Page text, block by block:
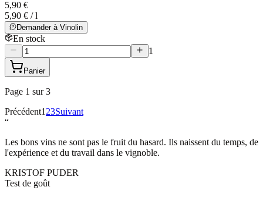
5,90 €
5,90 € / l
Demander à Vinolin
En stock
1
Panier
Page 1 sur 3
Précédent1 23Suivant
“
Les bons vins ne sont pas le fruit du hasard. Ils naissent du temps, de
l'expérience et du travail dans le vignoble.
KRISTOF PUDER
Test de goût